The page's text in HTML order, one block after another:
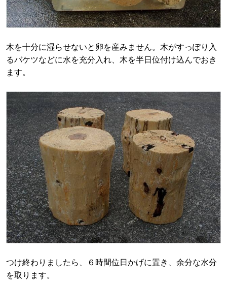
木を十分に湿らせないと卵を産みません。木がすっぽり入
るバケツなどに水を充分入れ、木を半日位付け込んでおき
ます。
つけ終わりましたら、６時間位日かげに置き、余分な水分
を取ります。